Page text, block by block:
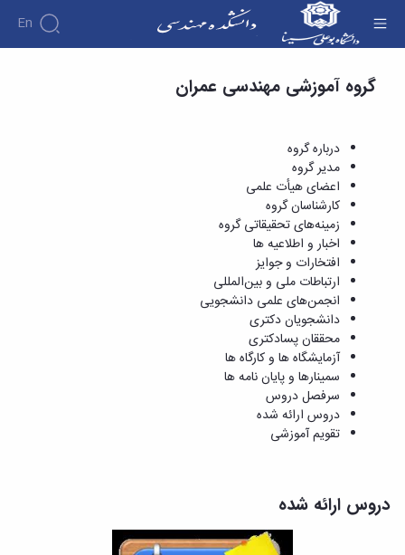
En
دانشکده
تاریخچه
ریاست
دانشکده
روسای
پیشین
افتخارات
آلبوم
عکس
اطلاعات
تماس
سازمان
دانشکده
معاونت
آموزشی
معاونت
پژوهشی
معاونت
کمیته
منتخب
کارشناسی
فرم
ها
و
آئین
نامه
ها
آیین‌نامه‌های
معاونت
آموزشی
تحصیلات
تکمیلی
فرم
ها
و
آئین
و
پایان
پژوهش
هفته
پژوهش
کارگاه ها
آزمایشگاه
گروه
برق
گروه
عمران
گروه
مکانیک
گروه
مواد
گروه
صنایع
نشریات
پژوهش
اساتید
دانشکده
اساتید
بازنشسته
کارکنان
دانشکده
مهندسی
آموزشی
مهندسی
برق
مهندسی
مواد
مهندسی
عمران
مهندسی
صنایع
مهندسی
مکانیک
دروس ارائه شده - دانشکده فنی و مهندسی
گروه آموزشی مهندسی عمران
درباره گروه
مدیر گروه
اعضای هیأت علمی
کارشناسان گروه
زمینه‌های تحقیقاتی گروه
اخبار و اطلاعیه ها
افتخارات و جوایز
ارتباطات ملی و بین‌المللی
انجمن‌های علمی دانشجویی
دانشجویان دکتری
محققان پسادکتری
آزمایشگاه ها و کارگاه ها
سمینارها و پایان نامه ها
سرفصل دروس
دروس ارائه شده
تقویم آموزشی
دروس ارائه شده